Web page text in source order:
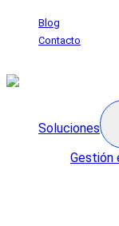
SaltarBlog
Contacto
Soluciones
Gestión